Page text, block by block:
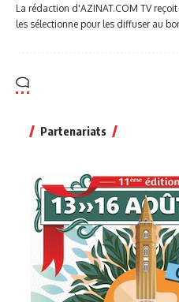
La rédaction d'AZINAT.COM TV
les sélectionne pour les diffuser au
Partenariats